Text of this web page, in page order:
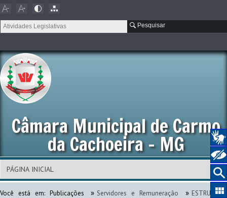
Pesquisar
Câmara Municipal de Carmo
da Cachoeira - MG
Você está em: Publicações » Servidores e Remuneração » ESTRUTURA